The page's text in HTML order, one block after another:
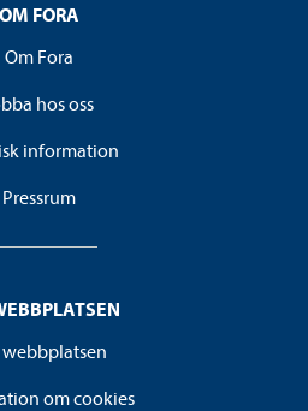
OM FORA
Om Fora
hos oss
information
Pressrum
om cookies